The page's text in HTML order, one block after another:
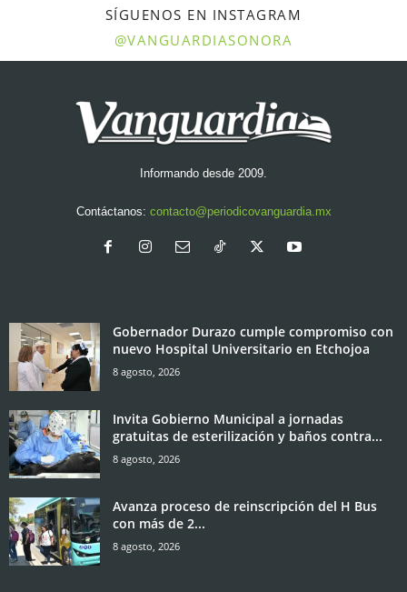
SÍGUENOS EN INSTAGRAM
@VANGUARDIASONORA
Informando desde 2009.
Contáctanos: contacto@periodicovanguardia.mx
Gobernador Durazo cumple compromiso con
nuevo Hospital Universitario en Etchojoa
8 agosto, 2026
Invita Gobierno Municipal a jornadas
gratuitas de esterilización y baños contra...
8 agosto, 2026
Avanza proceso de reinscripción del H Bus
con más de 2...
8 agosto, 2026